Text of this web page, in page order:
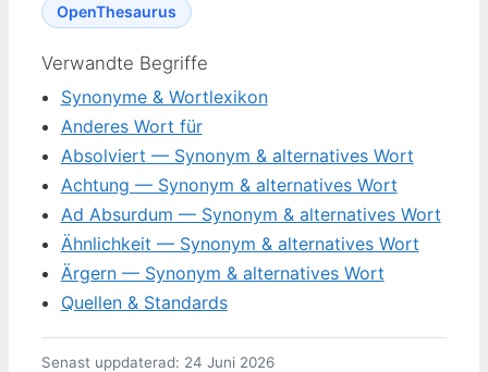
OpenThesaurus
Verwandte Begriffe
Synonyme & Wortlexikon
Anderes Wort für
Absolviert — Synonym & alternatives Wort
Achtung — Synonym & alternatives Wort
Ad Absurdum — Synonym & alternatives Wort
Ähnlichkeit — Synonym & alternatives Wort
Ärgern — Synonym & alternatives Wort
Quellen & Standards
Senast uppdaterad: 24 Juni 2026